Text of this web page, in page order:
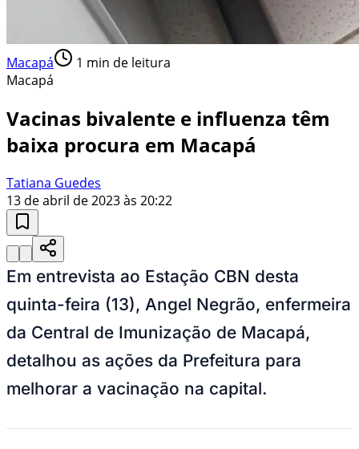
Macapá 1 min de leitura
Macapá
Vacinas bivalente e influenza têm
baixa procura em Macapá
Tatiana Guedes
13 de abril de 2023 às 20:22
Em entrevista ao Estação CBN desta
quinta-feira (13), Angel Negrão, enfermeira
da Central de Imunização de Macapá,
detalhou as ações da Prefeitura para
melhorar a vacinação na capital.